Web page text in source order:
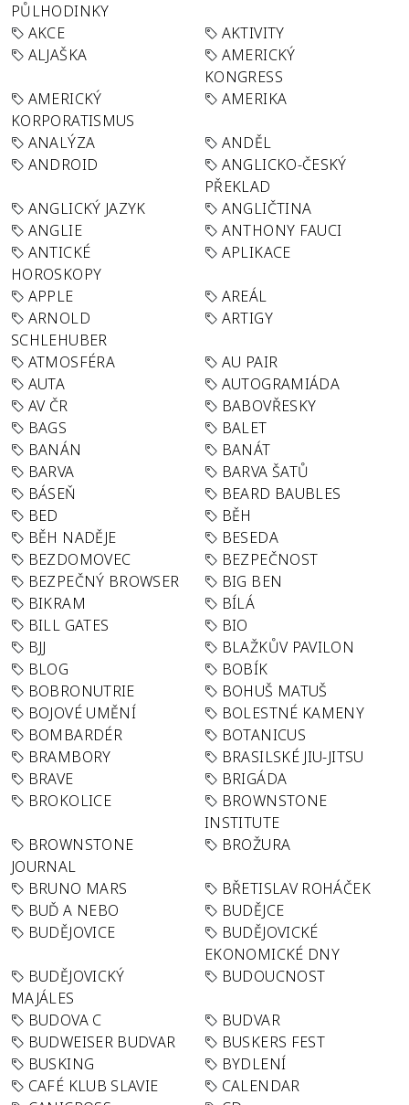
PŮLHODINKY
AKCE
AKTIVITY
ALJAŠKA
AMERICKÝ
KONGRESS
AMERICKÝ
KORPORATISMUS
AMERIKA
ANALÝZA
ANDĚL
ANDROID
ANGLICKO-ČESKÝ
PŘEKLAD
ANGLICKÝ JAZYK
ANGLIČTINA
ANGLIE
ANTHONY FAUCI
ANTICKÉ
HOROSKOPY
APLIKACE
APPLE
AREÁL
ARNOLD
SCHLEHUBER
ARTIGY
ATMOSFÉRA
AU PAIR
AUTA
AUTOGRAMIÁDA
AV ČR
BABOVŘESKY
BAGS
BALET
BANÁN
BANÁT
BARVA
BARVA ŠATŮ
BÁSEŇ
BEARD BAUBLES
BED
BĚH
BĚH NADĚJE
BESEDA
BEZDOMOVEC
BEZPEČNOST
BEZPEČNÝ BROWSER
BIG BEN
BIKRAM
BÍLÁ
BILL GATES
BIO
BJJ
BLAŽKŮV PAVILON
BLOG
BOBÍK
BOBRONUTRIE
BOHUŠ MATUŠ
BOJOVÉ UMĚNÍ
BOLESTNÉ KAMENY
BOMBARDÉR
BOTANICUS
BRAMBORY
BRASILSKÉ JIU-JITSU
BRAVE
BRIGÁDA
BROKOLICE
BROWNSTONE
INSTITUTE
BROWNSTONE
JOURNAL
BROŽURA
BRUNO MARS
BŘETISLAV ROHÁČEK
BUĎ A NEBO
BUDĚJCE
BUDĚJOVICE
BUDĚJOVICKÉ
EKONOMICKÉ DNY
BUDĚJOVICKÝ
MAJÁLES
BUDOUCNOST
BUDOVA C
BUDVAR
BUDWEISER BUDVAR
BUSKERS FEST
BUSKING
BYDLENÍ
CAFÉ KLUB SLAVIE
CALENDAR